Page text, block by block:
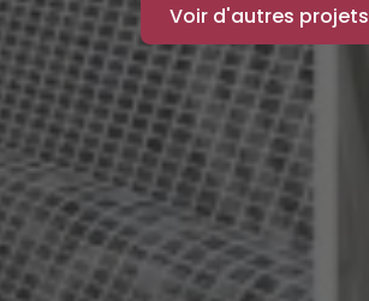
Voir d'autres projets